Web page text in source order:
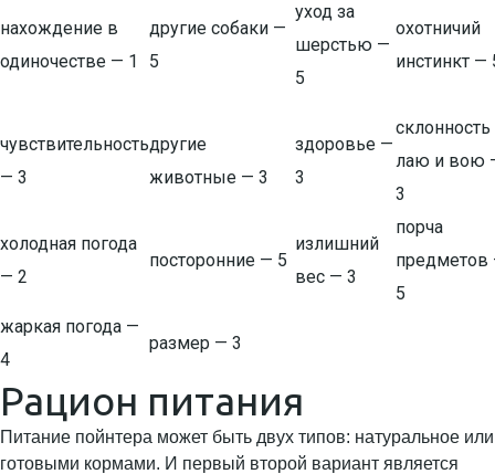
нахождение в
одиночестве — 1
другие собаки —
5
уход за
шерстью —
5
охотничий
инстинкт —
чувствительность
— 3
другие
животные — 3
здоровье —
3
склонность
лаю и вою
3
холодная погода
— 2
посторонние — 5
излишний
вес — 3
порча
предметов
5
жаркая погода —
4
размер — 3
Рацион питания
Питание пойнтера может быть двух типов: натуральное или
готовыми кормами. И первый второй вариант является